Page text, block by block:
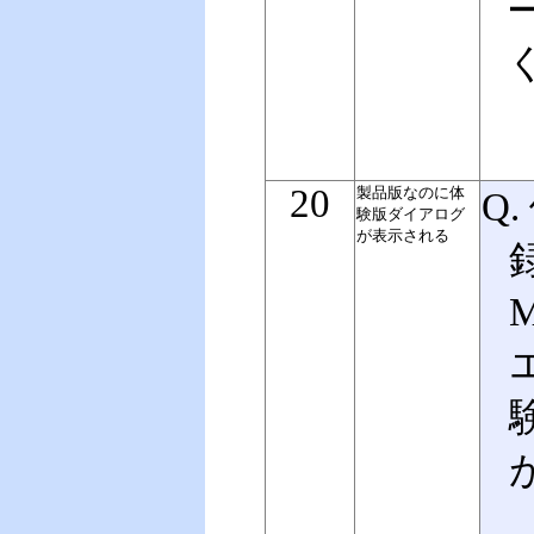
20
製品版なのに体
験版ダイアログ
が表示される
Q.